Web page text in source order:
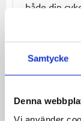
Samtycke
Denna
både din
klassad)
Färg: